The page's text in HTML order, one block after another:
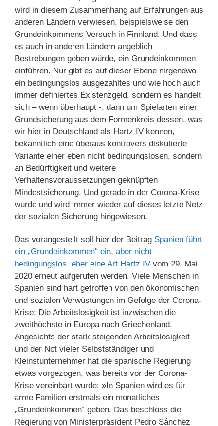
wird in diesem Zusammenhang auf Erfahrungen aus
anderen Ländern verwiesen, beispielsweise den
Grundeinkommens-Versuch in Finnland. Und dass
es auch in anderen Ländern angeblich
Bestrebungen geben würde, ein Grundeinkommen
einführen. Nur gibt es auf dieser Ebene nirgendwo
ein bedingungslos ausgezahltes und wie hoch auch
immer definiertes Existenzgeld, sondern es handelt
sich – wenn überhaupt -, dann um Spielarten einer
Grundsicherung aus dem Formenkreis dessen, was
wir hier in Deutschland als Hartz IV kennen,
bekanntlich eine überaus kontrovers diskutierte
Variante einer eben nicht bedingungslosen, sondern
an Bedürftigkeit und weitere
Verhaltensvoraussetzungen geknüpften
Mindestsicherung. Und gerade in der Corona-Krise
wurde und wird immer wieder auf dieses letzte Netz
der sozialen Sicherung hingewiesen.
Das vorangestellt soll hier der Beitrag Spanien führt
ein „Grundeinkommen“ ein, aber nicht
bedingungslos, eher eine Art Hartz IV vom 29. Mai
2020 erneut aufgerufen werden. Viele Menschen in
Spanien sind hart getroffen von den ökonomischen
und sozialen Verwüstungen im Gefolge der Corona-
Krise: Die Arbeitslosigkeit ist inzwischen die
zweithöchste in Europa nach Griechenland.
Angesichts der stark steigenden Arbeitslosigkeit
und der Not vieler Selbstständiger und
Kleinstunternehmer hat die spanische Regierung
etwas vorgezogen, was bereits vor der Corona-
Krise vereinbart wurde: »In Spanien wird es für
arme Familien erstmals ein monatliches
„Grundeinkommen“ geben. Das beschloss die
Regierung von Ministerpräsident Pedro Sánchez